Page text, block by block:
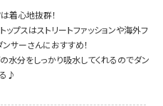
着心地抜群！
プスはストリートファッションや海外フ
ンサーさんにおすすめ！
分をしっかり吸水してくれるのでダン
♪